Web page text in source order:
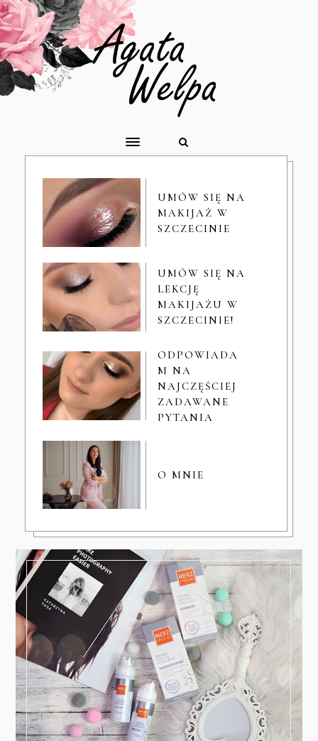
UMÓW SIĘ NA
MAKIJAŻ W
SZCZECINIE
UMÓW SIĘ NA
LEKCJĘ
MAKIJAŻU W
SZCZECINIE!
ODPOWIADA
M NA
NAJCZĘŚCIEJ
ZADAWANE
PYTANIA
O MNIE